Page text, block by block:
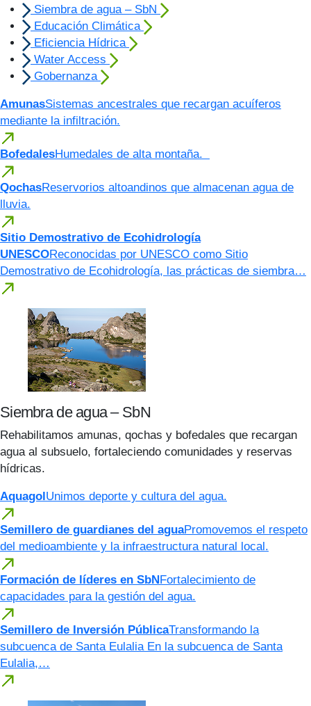
Siembra de agua – SbN
Educación Climática
Eficiencia Hídrica
Water Access
Gobernanza
AmunasSistemas ancestrales que recargan acuíferos
mediante la infiltración.
BofedalesHumedales de alta montaña.
QochasReservorios altoandinos que almacenan agua de
lluvia.
Sitio Demostrativo de Ecohidrología
UNESCOReconocidas por UNESCO como Sitio
Demostrativo de Ecohidrología, las prácticas de siembra…
Siembra de agua – SbN
Rehabilitamos amunas, qochas y bofedales que recargan
agua al subsuelo, fortaleciendo comunidades y reservas
hídricas.
AquagolUnimos deporte y cultura del agua.
Semillero de guardianes del aguaPromovemos el respeto
del medioambiente y la infraestructura natural local.
Formación de líderes en SbNFortalecimiento de
capacidades para la gestión del agua.
Semillero de Inversión PúblicaTransformando la
subcuenca de Santa Eulalia En la subcuenca de Santa
Eulalia,…